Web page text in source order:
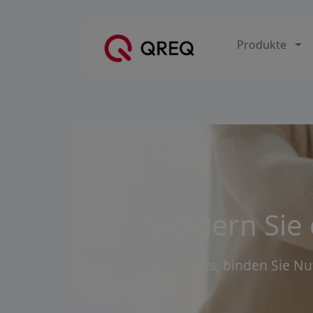
Produkte
Steigern
Erfassen Sie Leads, binden Sie